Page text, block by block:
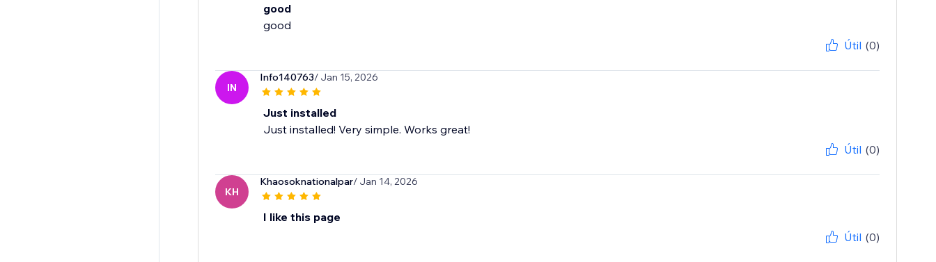
good
good
Útil (0)
IN
Info140763/ Jan 15, 2026
Just installed
Just installed! Very simple. Works great!
Útil (0)
KH
Khaosoknationalpar/ Jan 14, 2026
I like this page
Útil (0)